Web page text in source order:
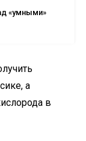
«умными»
а
в